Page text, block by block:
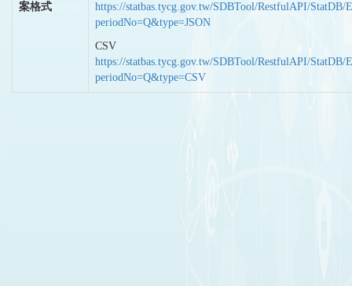
案格式
https://statbas.tycg.gov.tw/SDBTool/RestfulAPI/StatDB/
periodNo=Q&type=JSON
CSV
https://statbas.tycg.gov.tw/SDBTool/RestfulAPI/StatDB/
periodNo=Q&type=CSV